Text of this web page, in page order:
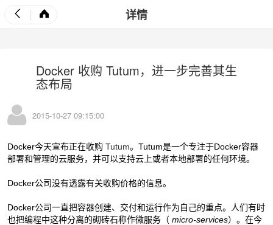
详情
Docker 收购 Tutum，进一步完善其生
态布局
2015-10-27 09:15:00
Docker今天宣布正在收购 Tutum。Tutum是一个专注于Docker容器
部署和管理的云服务，并可以支持云上或者本地部署的任何环境。
Docker公司没有透露有关收购价格的信息。
Docker公司一直把容器创建、交付和运行作为自己的重点。人们有时
也把编程中这种分离的砌砖石称作微服务（ micro-services）。在今